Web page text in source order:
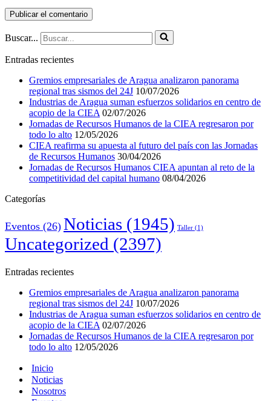
Buscar...
Entradas recientes
Gremios empresariales de Aragua analizaron panorama
regional tras sismos del 24J 10/07/2026
Industrias de Aragua suman esfuerzos solidarios en centro de
acopio de la CIEA 02/07/2026
Jornadas de Recursos Humanos de la CIEA regresaron por
todo lo alto 12/05/2026
CIEA reafirma su apuesta al futuro del país con las Jornadas
de Recursos Humanos 30/04/2026
Jornadas de Recursos Humanos CIEA apuntan al reto de la
competitividad del capital humano 08/04/2026
Categorías
Eventos (26) Noticias (1945) Taller (1)
Uncategorized (2397)
Entradas recientes
Gremios empresariales de Aragua analizaron panorama
regional tras sismos del 24J 10/07/2026
Industrias de Aragua suman esfuerzos solidarios en centro de
acopio de la CIEA 02/07/2026
Jornadas de Recursos Humanos de la CIEA regresaron por
todo lo alto 12/05/2026
Inicio
Noticias
Nosotros